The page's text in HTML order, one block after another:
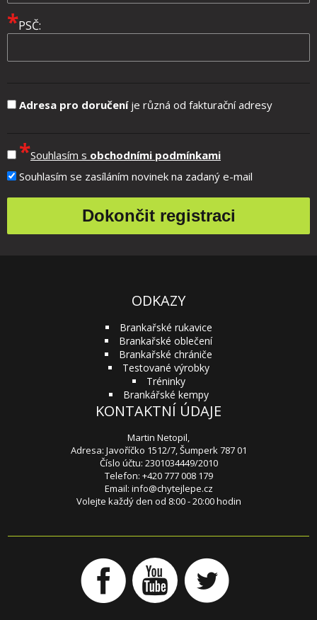
*PSČ:
Adresa pro doručeníje různá od fakturační adresy
*Souhlasím s obchodními podmínkami
Souhlasím se zasíláním novinek na zadaný e-mail
ODKAZY
Brankařské rukavice
Brankařské oblečení
Brankařské chrániče
Testované výrobky
Tréninky
Brankářské kempy
KONTAKTNÍ ÚDAJE
Martin Netopil,
Adresa: Javoříčko 1512/7, Šumperk 787 01
Číslo účtu: 2301034449/2010
Telefon: +420 777 008 179
Email: info@chytejlepe.cz
Volejte každý den od 8:00 - 20:00 hodin